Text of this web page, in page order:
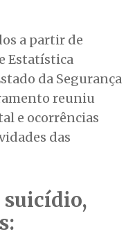
a partir de
Estatística
da Segurança
reuniu
e ocorrências
das
suicídio,